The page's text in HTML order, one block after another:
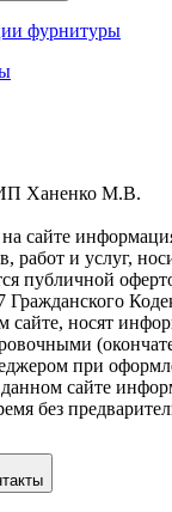
фурнитуры
Ханенко М.В.
сайте
работ и услуг,
публичной
Гражданского
сайте, носят
при
сайте
без